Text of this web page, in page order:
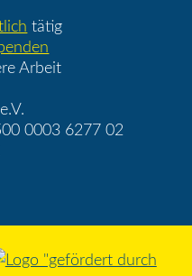
tätig
Arbeit
0003 6277 02